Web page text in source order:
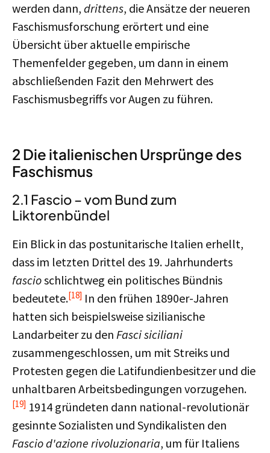
werden dann, drittens, die Ansätze der neueren
Faschismusforschung erörtert und eine
Übersicht über aktuelle empirische
Themenfelder gegeben, um dann in einem
abschließenden Fazit den Mehrwert des
Faschismusbegriffs vor Augen zu führen.
2 Die italienischen Ursprünge des
Faschismus
2.1 Fascio – vom Bund zum
Liktorenbündel
Ein Blick in das postunitarische Italien erhellt,
dass im letzten Drittel des 19. Jahrhunderts
fascioschlichtweg ein politisches Bündnis
bedeutete.[18] In den frühen 1890er-Jahren
hatten sich beispielsweise sizilianische
Landarbeiter zu den Fasci siciliani
zusammengeschlossen, um mit Streiks und
Protesten gegen die Latifundienbesitzer und die
unhaltbaren Arbeitsbedingungen vorzugehen.
[19] 1914 gründeten dann national-revolutionär
gesinnte Sozialisten und Syndikalisten den
Fascio d'azione rivoluzionaria, um für Italiens